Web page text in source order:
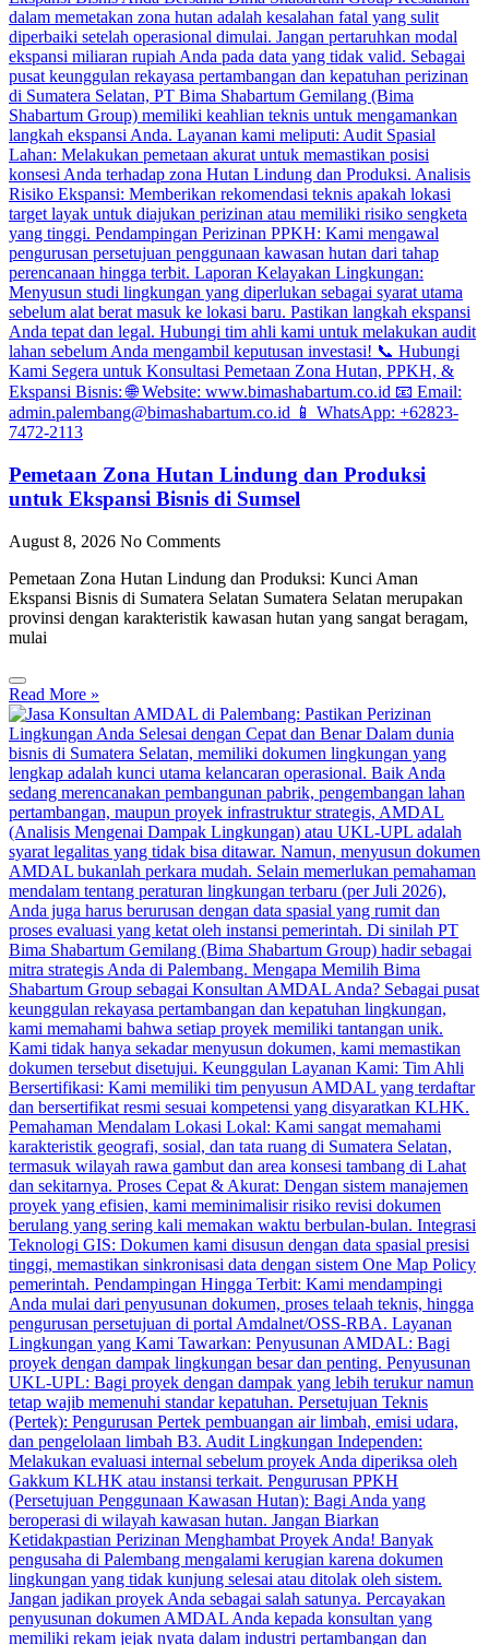
Pemetaan Zona Hutan Lindung dan Produksi
untuk Ekspansi Bisnis di Sumsel
August 8, 2026 No Comments
Pemetaan Zona Hutan Lindung dan Produksi: Kunci Aman
Ekspansi Bisnis di Sumatera Selatan Sumatera Selatan merupakan
provinsi dengan karakteristik kawasan hutan yang sangat beragam,
mulai
Read More »